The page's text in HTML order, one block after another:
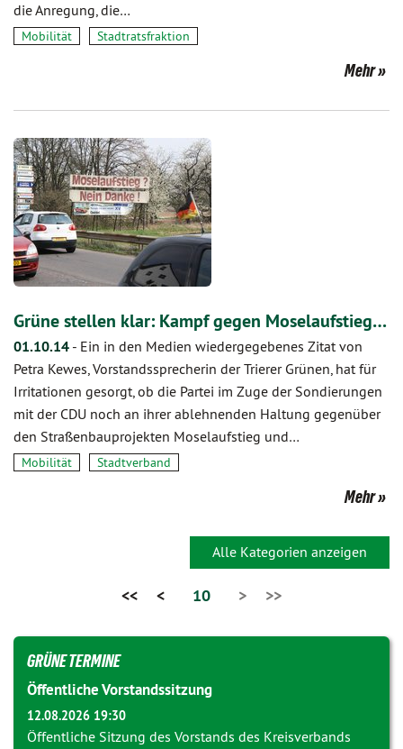
die Anregung, die…
Mobilität Stadtratsfraktion
Mehr
Grüne stellen klar: Kampf gegen Moselaufstieg…
01.10.14 - Ein in den Medien wiedergegebenes Zitat von
Petra Kewes, Vorstandssprecherin der Trierer Grünen, hat für
Irritationen gesorgt, ob die Partei im Zuge der Sondierungen
mit der CDU noch an ihrer ablehnenden Haltung gegenüber
den Straßenbauprojekten Moselaufstieg und…
Mobilität Stadtverband
Mehr
Alle Kategorien anzeigen
<< < 10 > >>
GRÜNE TERMINE
Öffentliche Vorstandssitzung
12.08.2026 19:30
Öffentliche Sitzung des Vorstands des Kreisverbands